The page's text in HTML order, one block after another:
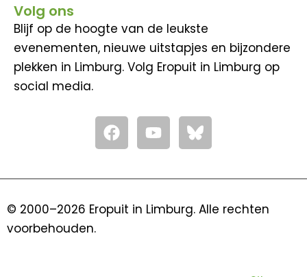
Volg ons
Blijf op de hoogte van de leukste
evenementen, nieuwe uitstapjes en bijzondere
plekken in Limburg. Volg Eropuit in Limburg op
social media.
F
a
c
o
Y
o
u
b
© 2000–2026 Eropuit in Limburg. Alle rechten
voorbehouden.